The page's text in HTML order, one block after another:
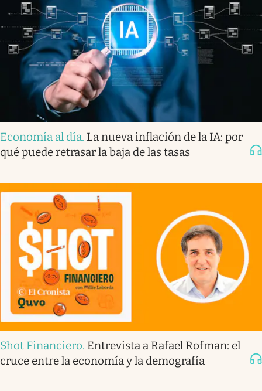
Economía al día. La nueva inflación de la IA: por
qué puede retrasar la baja de las tasas
Shot Financiero. Entrevista a Rafael Rofman: el
cruce entre la economía y la demografía